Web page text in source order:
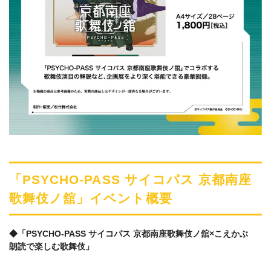
「PSYCHO-PASS サイコパス 京都南座
歌舞伎ノ舘」イベント概要
◆「PSYCHO-PASS サイコパス 京都南座歌舞伎ノ舘×こえかぶ
朗読で楽しむ歌舞伎」